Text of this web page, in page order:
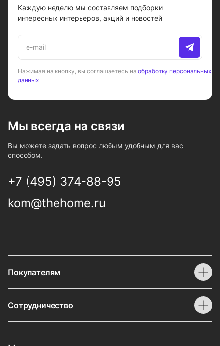
Каждую неделю мы составляем подборки
интересных интерьеров, акций и новостей
Нажимая на кнопку, вы соглашаетесь на обработку персональных
данных
Мы всегда на связи
Вы можете задать вопрос любым удобным для вас
способом.
+7 (495) 374-88-95
kom@thehome.ru
Покупателям
Сотрудничество